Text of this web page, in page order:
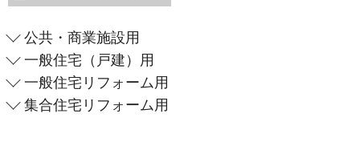
公共・商業施設用
一般住宅（戸建）用
一般住宅リフォーム用
集合住宅リフォーム用